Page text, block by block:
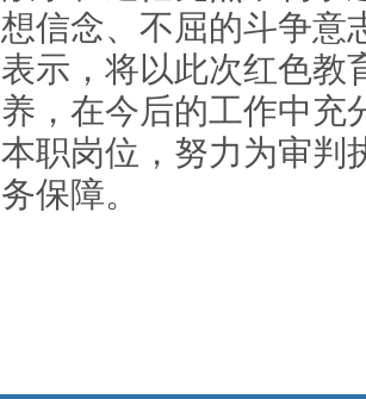
想信念、不屈的斗争意
表示，将以此次红色教
养，在今后的工作中充
本职岗位，努力为审判
务保障。